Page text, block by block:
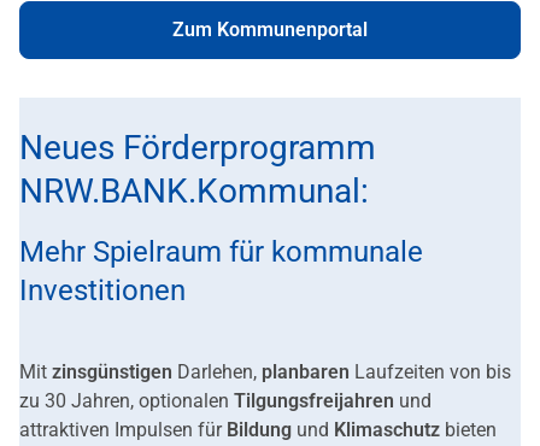
Zum Kommunenportal
Neues Förderprogramm
NRW.BANK.Kommunal:
Mehr Spielraum für kommunale
Investitionen
Mit zinsgünstigen Darlehen, planbaren Laufzeiten von bis
zu 30 Jahren, optionalen Tilgungsfreijahren und
attraktiven Impulsen für Bildung und Klimaschutz bieten